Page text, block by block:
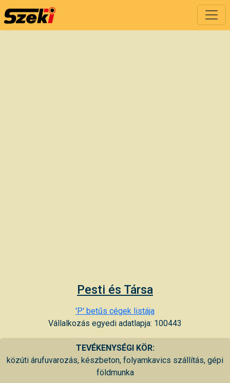
Pesti és Társa
'P' betűs cégek listája
Vállalkozás egyedi adatlapja: 100443
TEVÉKENYSÉGI KÖR:
közúti árufuvarozás, készbeton, folyamkavics szállítás, gépi
földmunka